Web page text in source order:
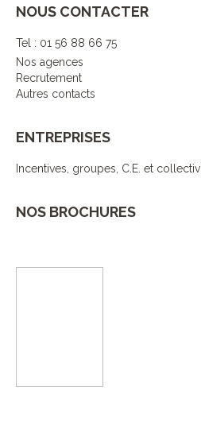
NOUS CONTACTER
Tel : 01 56 88 66 75
Nos agences
Recrutement
Autres contacts
ENTREPRISES
Incentives, groupes, C.E. et
NOS BROCHURES